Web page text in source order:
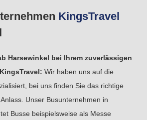
KingsTravel
Harsewinkel bei Ihrem zuverlässigen
Wir haben uns auf die
bei uns finden Sie das richtige
Unser Busunternehmen in
Busse beispielsweise als Messe